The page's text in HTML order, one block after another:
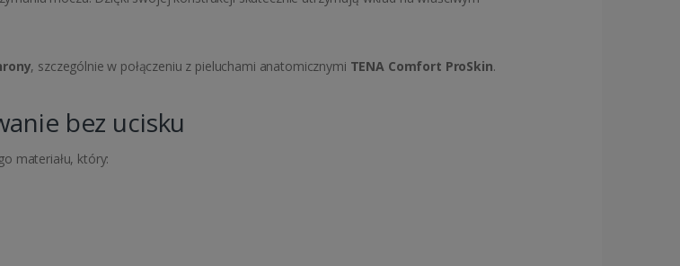
, szczególnie w połączeniu z pieluchami anatomicznymi TENA Comfort ProSkin.
bez ucisku
materiału, który: